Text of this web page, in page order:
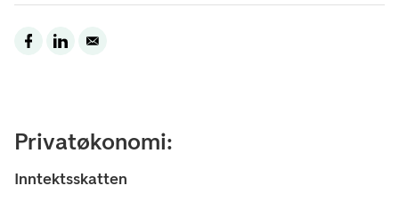
Privatøkonomi:
Inntektsskatten